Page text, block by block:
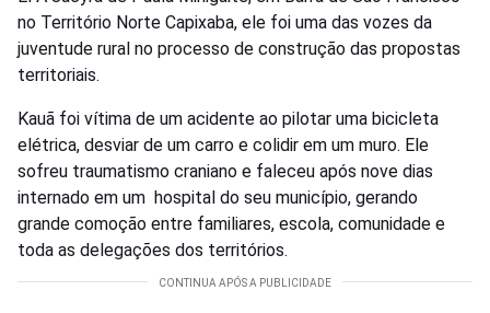
no Território Norte Capixaba, ele foi uma das vozes da
juventude rural no processo de construção das propostas
territoriais.
Kauã foi vítima de um acidente ao pilotar uma bicicleta
elétrica, desviar de um carro e colidir em um muro. Ele
sofreu traumatismo craniano e faleceu após nove dias
internado em um hospital do seu município, gerando
grande comoção entre familiares, escola, comunidade e
toda as delegações dos territórios.